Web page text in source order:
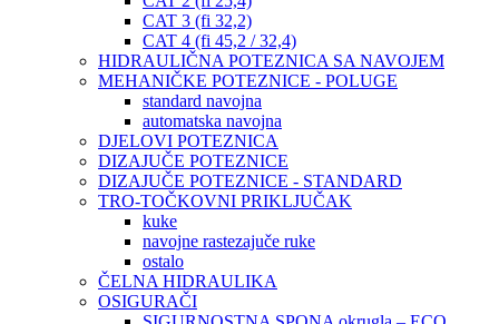
CAT 3 (fi 32,2)
CAT 4 (fi 45,2 / 32,4)
HIDRAULIČNA POTEZNICA SA NAVOJEM
MEHANIČKE POTEZNICE - POLUGE
standard navojna
automatska navojna
DJELOVI POTEZNICA
DIZAJUČE POTEZNICE
DIZAJUČE POTEZNICE - STANDARD
TRO-TOČKOVNI PRIKLJUČAK
kuke
navojne rastezajuče ruke
ostalo
ČELNA HIDRAULIKA
OSIGURAČI